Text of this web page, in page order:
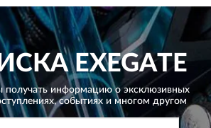
EXEGATE
получать информацию о эксклюзивных
событиях и многом другом